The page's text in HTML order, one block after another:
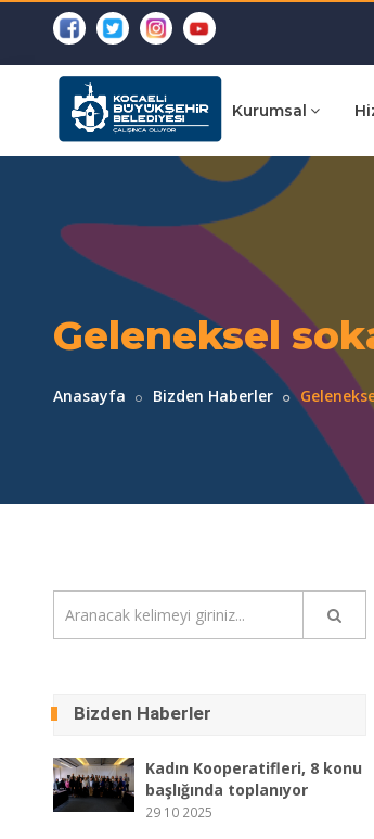
Kurumsal
Geleneksel
Anasayfa Bizden Haberler
Bizden Haberler
Kadın Kooperatifleri, 8 konu
başlığında toplanıyor
29 10 2025